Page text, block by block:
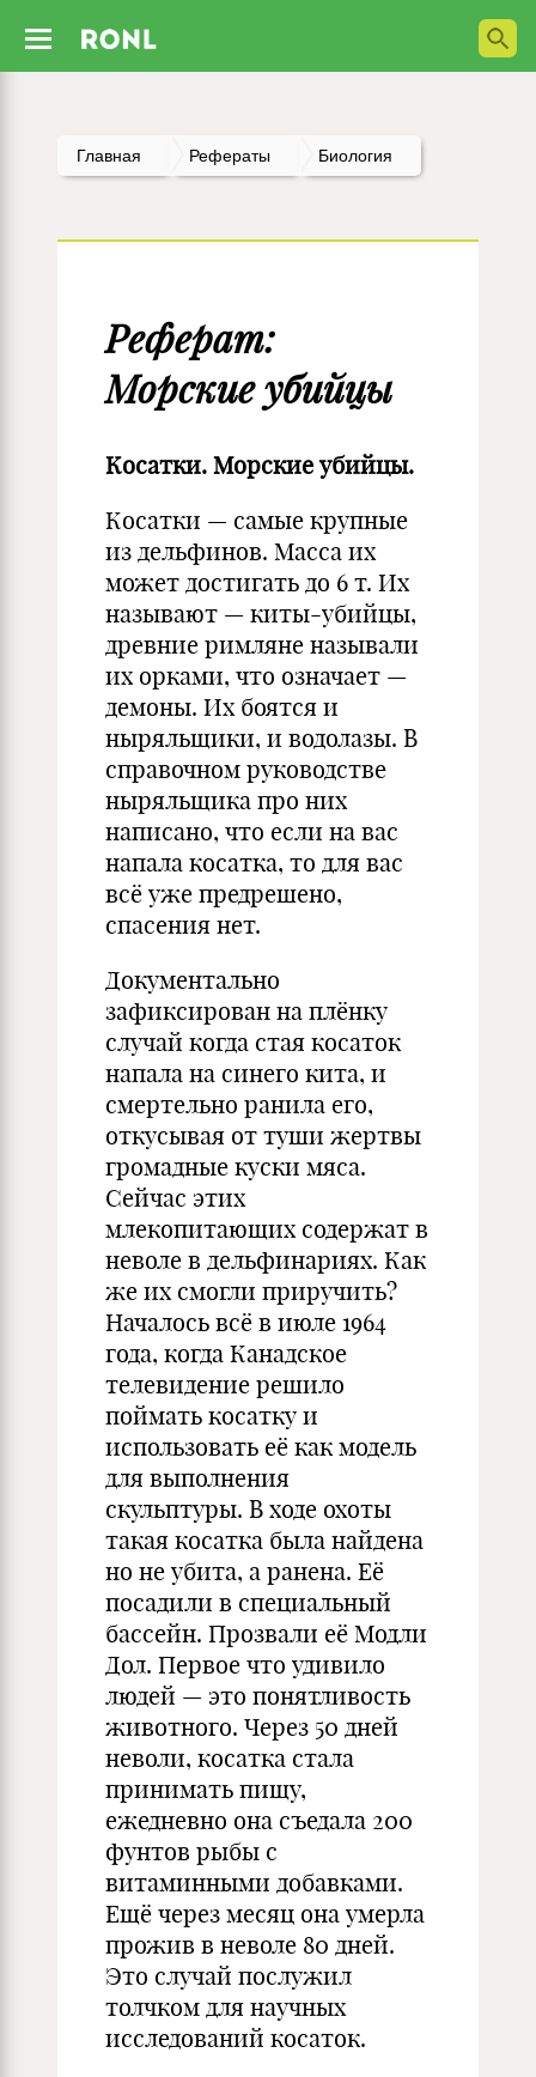
Главная Рефераты Биология
Реферат:
Морские убийцы
Косатки. Морские убийцы.
Косатки — самые крупные
из дельфинов. Масса их
может достигать до 6 т. Их
называют — киты-убийцы,
древние римляне называли
их орками, что означает —
демоны. Их боятся и
ныряльщики, и водолазы. В
справочном руководстве
ныряльщика про них
написано, что если на вас
напала косатка, то для вас
всё уже предрешено,
спасения нет.
Документально
зафиксирован на плёнку
случай когда стая косаток
напала на синего кита, и
смертельно ранила его,
откусывая от туши жертвы
громадные куски мяса.
Сейчас этих
млекопитающих содержат в
неволе в дельфинариях. Как
же их смогли приручить?
Началось всё в июле 1964
года, когда Канадское
телевидение решило
поймать косатку и
использовать её как модель
для выполнения
скульптуры. В ходе охоты
такая косатка была найдена
но не убита, а ранена. Её
посадили в специальный
бассейн. Прозвали её Модли
Дол. Первое что удивило
людей — это понятливость
животного. Через 50 дней
неволи, косатка стала
принимать пищу,
ежедневно она съедала 200
фунтов рыбы с
витаминными добавками.
Ещё через месяц она умерла
прожив в неволе 80 дней.
Это случай послужил
толчком для научных
исследований косаток.